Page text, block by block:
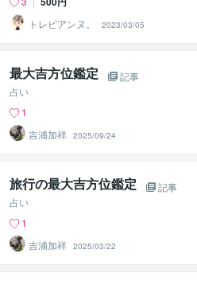
トレビアンヌ。 2023/03/05
最大吉方位鑑定
記事
占い
1
吉浦加祥 2025/09/24
旅行の最大吉方位鑑定
記事
占い
1
吉浦加祥 2025/03/22